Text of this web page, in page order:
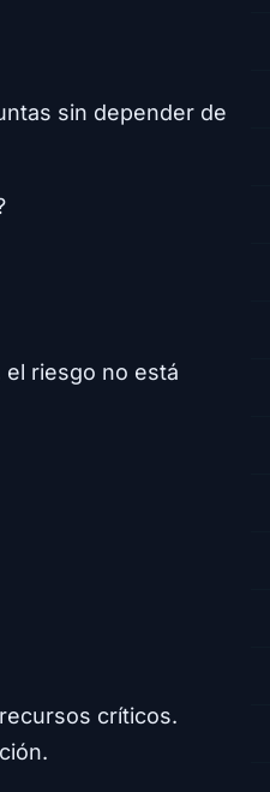
sin depender de
riesgo no está
críticos.